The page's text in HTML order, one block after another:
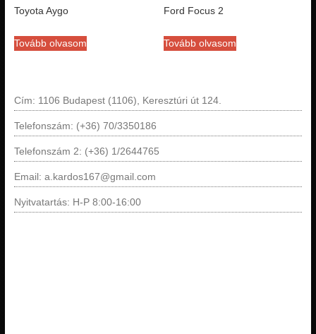
Toyota Aygo
Tovább olvasom
Ford Focus 2
Tovább olvasom
Cím: 1106 Budapest (1106), Keresztúri út 124.
Telefonszám: (+36) 70/3350186
Telefonszám 2: (+36) 1/2644765
Email: a.kardos167@gmail.com
Nyitvatartás: H-P 8:00-16:00